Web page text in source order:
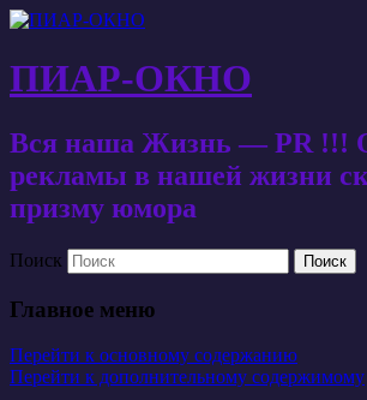
ПИАР-ОКНО
Вся наша Жизнь — PR !!!
рекламы в нашей жизни
призму юмора
Поиск
Главное меню
Перейти к основному содержанию
Перейти к дополнительному содержимому